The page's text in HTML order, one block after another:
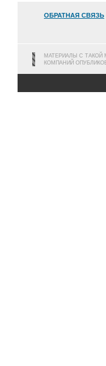
ОБРАТНАЯ СВЯЗЬ
МАТЕРИАЛЫ С ТАКОЙ
КОМПАНИЙ